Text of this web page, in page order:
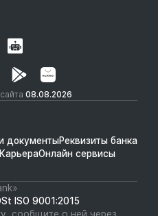
08.08.2026
документыРеквизиты банка
КарьераОнлайн сервисы
ISO 9001:2015